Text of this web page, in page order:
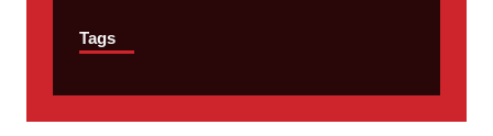
Tags